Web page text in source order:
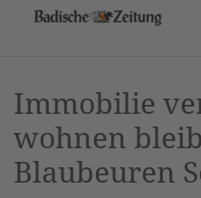
Immobilie
wohnen
Blaubeuren